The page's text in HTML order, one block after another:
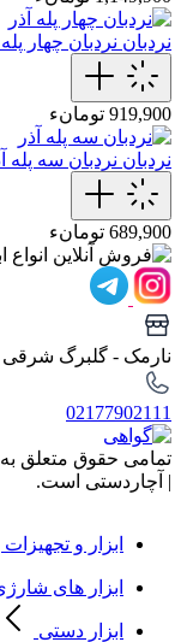
نردبان نردبان چهار پله
919,900 تومانء
نردبان نردبان سه پله
689,900 تومانء
نارمک - گلبرگ شرقی -
02177902111
تمامی حقوق متعلق به
| آچاردستی است.
ابزار و
ابزار های
ابزار دستی